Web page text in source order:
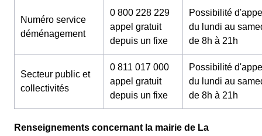
Numéro service
déménagement
0 800 228 229
appel gratuit
depuis un fixe
Possibilité
du lundi au
de 8h à 21h
Secteur public et
collectivités
0 811 017 000
appel gratuit
depuis un fixe
Possibilité
du lundi au
de 8h à 21h
Renseignements concernant la mairie de La